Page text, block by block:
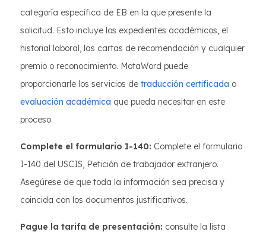
categoría específica de EB en la que presente la
solicitud. Esto incluye los expedientes académicos, el
historial laboral, las cartas de recomendación y cualquier
premio o reconocimiento. MotaWord puede
proporcionarle los servicios de traducción certificada o
evaluación académica que pueda necesitar en este
proceso.
Complete el formulario I-140: Complete el formulario
I-140 del USCIS, Petición de trabajador extranjero.
Asegúrese de que toda la información sea precisa y
coincida con los documentos justificativos.
Pague la tarifa de presentación: consulte la lista